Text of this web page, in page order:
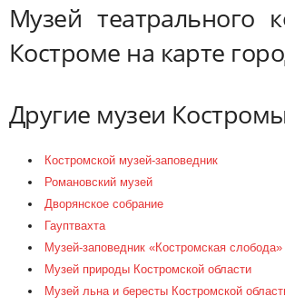
Музей театрального
Костроме на карте
Другие музеи
Костромской музей-заповедник
Романовский музей
Дворянское собрание
Гауптвахта
Музей-заповедник «Костромская слобода»
Музей природы Костромской области
Музей льна и бересты Костромской